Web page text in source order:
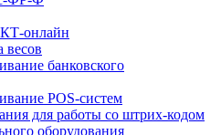
онлайн
весов
банковского
POS-систем
для работы со штрих-кодом
оборудования